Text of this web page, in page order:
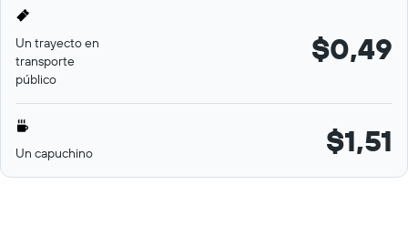
Un trayecto en
transporte
público
$0,49
Un capuchino $1,51